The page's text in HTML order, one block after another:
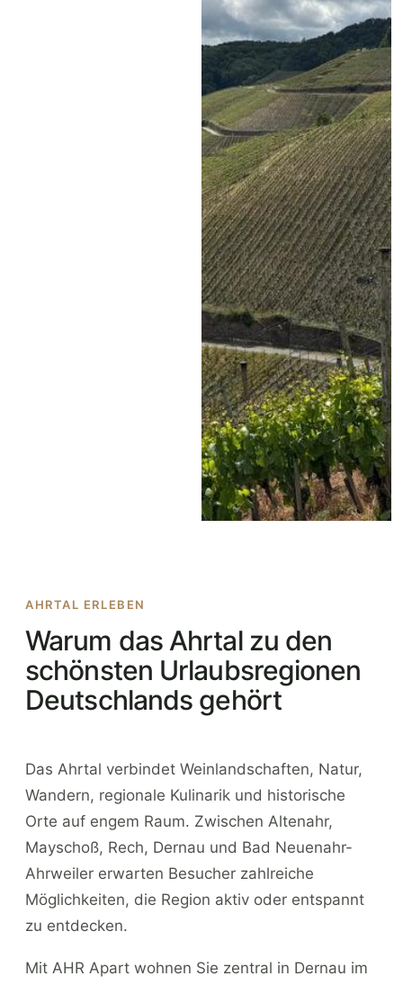
AHRTAL ERLEBEN
Warum das Ahrtal zu den
schönsten Urlaubsregionen
Deutschlands gehört
Das Ahrtal verbindet Weinlandschaften, Natur,
Wandern, regionale Kulinarik und historische
Orte auf engem Raum. Zwischen Altenahr,
Mayschoß, Rech, Dernau und Bad Neuenahr-
Ahrweiler erwarten Besucher zahlreiche
Möglichkeiten, die Region aktiv oder entspannt
zu entdecken.
Mit AHR Apart wohnen Sie zentral in Dernau im